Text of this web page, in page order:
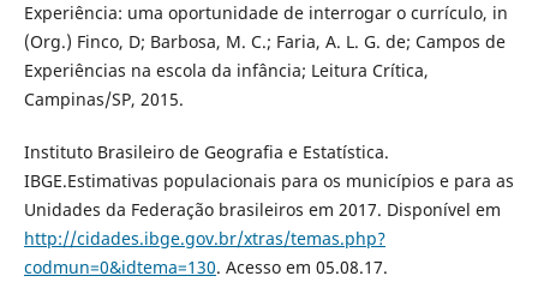
Experiência: uma oportunidade de interrogar o currículo, in
(Org.) Finco, D; Barbosa, M. C.; Faria, A. L. G. de; Campos de
Experiências na escola da infância; Leitura Crítica,
Campinas/SP, 2015.
Instituto Brasileiro de Geografia e Estatística.
IBGE.Estimativas populacionais para os municípios e para as
Unidades da Federação brasileiros em 2017. Disponível em
http://cidades.ibge.gov.br/xtras/temas.php?
codmun=0&idtema=130. Acesso em 05.08.17.